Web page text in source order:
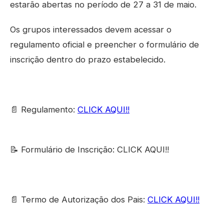
estarão abertas no período de 27 a 31 de maio.
Os grupos interessados devem acessar o
regulamento oficial e preencher o formulário de
inscrição dentro do prazo estabelecido.
📄 Regulamento: CLICK AQUI!!
📝 Formulário de Inscrição: CLICK AQUI!!
📄 Termo de Autorização dos Pais: CLICK AQUI!!